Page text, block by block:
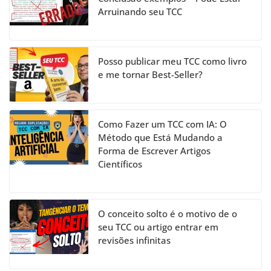
n
el
Arruinando seu TCC
Posso publicar meu TCC como livro
e me tornar Best-Seller?
Como Fazer um TCC com IA: O
Método que Está Mudando a
Forma de Escrever Artigos
Científicos
O conceito solto é o motivo de o
seu TCC ou artigo entrar em
revisões infinitas